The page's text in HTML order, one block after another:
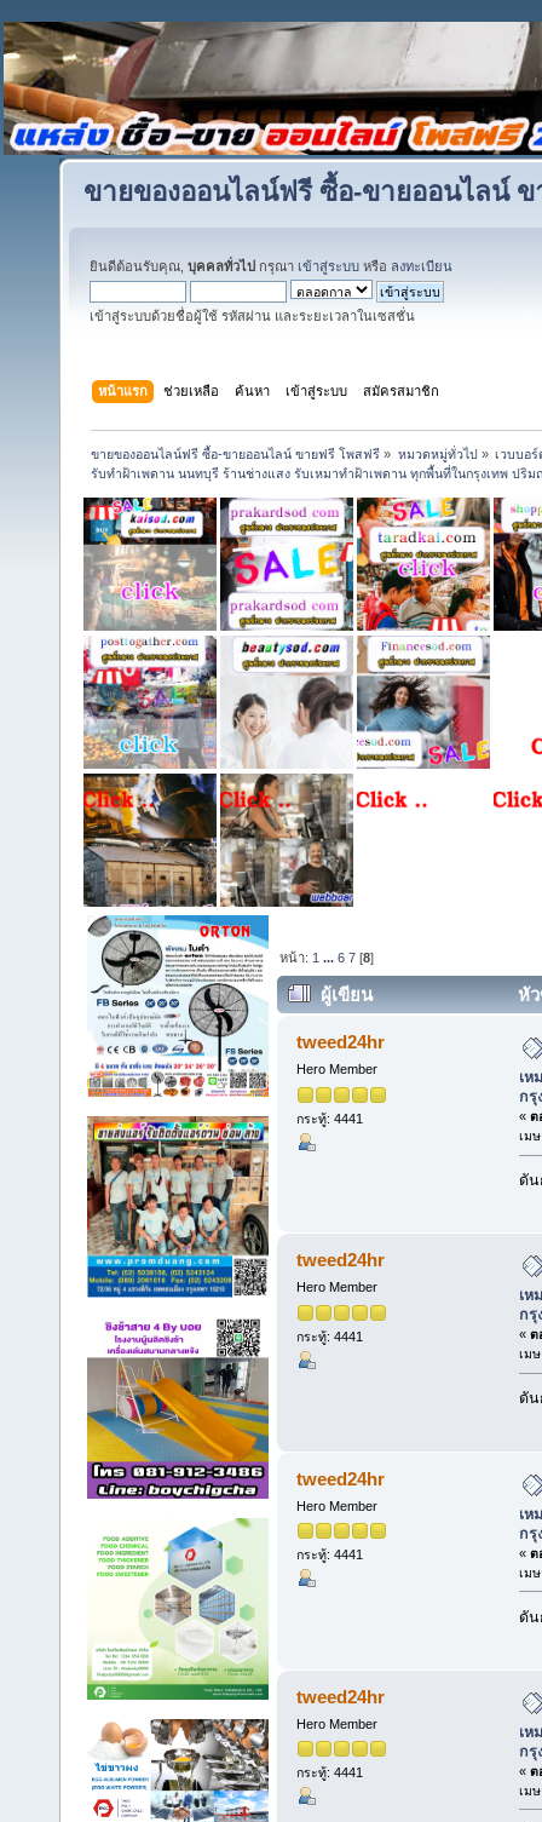
ขายของออนไลน์ฟรี ซื้อ-ขายออนไลน์
ยินดีต้อนรับคุณ, บุคคลทั่วไป กรุณา เข้าสู่ระบบ หรือ ลงทะเบียน
เข้าสู่ระบบด้วยชื่อผู้ใช้ รหัสผ่าน และระยะเวลาในเซสชั่น
หน้าแรก ช่วยเหลือ ค้นหา เข้าสู่ระบบ สมัครสมาชิก
ขายของออนไลน์ฟรี ซื้อ-ขายออนไลน์ ขายฟรี โพสฟรี » หมวดหมู่ทั่วไป» เวบบอ
รับทำฝ้าเพดาน นนทบุรี ร้านช่างแสง รับเหมาทำฝ้าเพดาน ทุกพื้นที่ในกรุงเทพ ปริ
หน้า: 1 ...6 7 [8]
ผู้เขียน
หั
เหมาทำฝ้าเพดาน ทุกพื้นที่ในก
tweed24hr
Hero Member
กระทู้: 4441
เห
กรุ
« ต
เม
ดัน
tweed24hr
Hero Member
กระทู้: 4441
เห
กรุ
« ต
เม
ดัน
tweed24hr
Hero Member
กระทู้: 4441
เห
กรุ
« ต
เม
ดัน
tweed24hr
Hero Member
กระทู้: 4441
เห
กรุ
« ต
เม